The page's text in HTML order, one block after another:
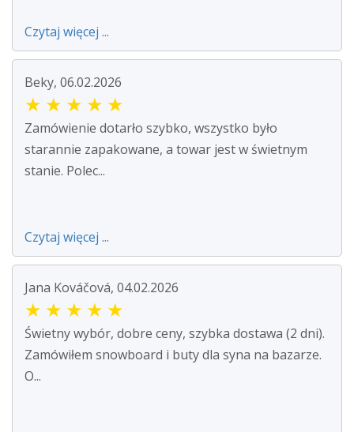
Czytaj więcej ...
Beky, 06.02.2026
★ ★ ★ ★ ★
Zamówienie dotarło szybko, wszystko było
starannie zapakowane, a towar jest w świetnym
stanie. Polec...
Czytaj więcej ...
Jana Kováčová, 04.02.2026
★ ★ ★ ★ ★
Świetny wybór, dobre ceny, szybka dostawa (2 dni).
Zamówiłem snowboard i buty dla syna na bazarze.
O...